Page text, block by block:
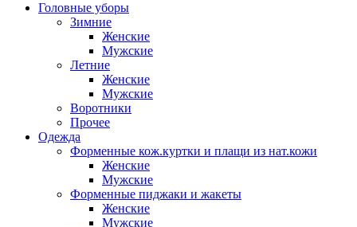
Головные уборы
Зимние
Женские
Мужские
Летние
Женские
Мужские
Воротники
Прочее
Одежда
Форменные кож.куртки и плащи из нат.кожи
Женские
Мужские
Форменные пиджаки и жакеты
Женские
Мужские